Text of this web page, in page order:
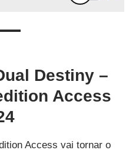
Destiny –
Access
Access vai tornar o